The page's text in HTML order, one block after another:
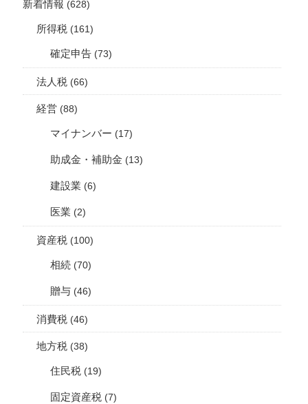
新着情報 (628)
所得税 (161)
確定申告 (73)
法人税 (66)
経営 (88)
マイナンバー (17)
助成金・補助金 (13)
建設業 (6)
医業 (2)
資産税 (100)
相続 (70)
贈与 (46)
消費税 (46)
地方税 (38)
住民税 (19)
固定資産税 (7)